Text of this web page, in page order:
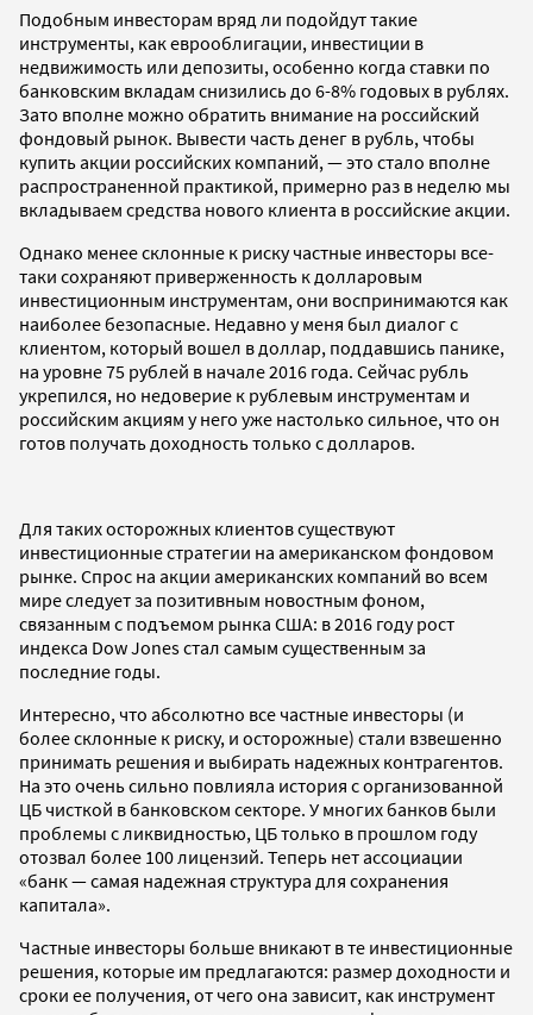
Подобным инвесторам вряд ли подойдут такие
инструменты, как еврооблигации, инвестиции в
недвижимость или депозиты, особенно когда ставки по
банковским вкладам снизились до 6-8% годовых в рублях.
Зато вполне можно обратить внимание на российский
фондовый рынок. Вывести часть денег в рубль, чтобы
купить акции российских компаний, — это стало вполне
распространенной практикой, примерно раз в неделю мы
вкладываем средства нового клиента в российские акции.
Однако менее склонные к риску частные инвесторы все-
таки сохраняют приверженность к долларовым
инвестиционным инструментам, они воспринимаются как
наиболее безопасные. Недавно у меня был диалог с
клиентом, который вошел в доллар, поддавшись панике,
на уровне 75 рублей в начале 2016 года. Сейчас рубль
укрепился, но недоверие к рублевым инструментам и
российским акциям у него уже настолько сильное, что он
готов получать доходность только с долларов.
Для таких осторожных клиентов существуют
инвестиционные стратегии на американском фондовом
рынке. Спрос на акции американских компаний во всем
мире следует за позитивным новостным фоном,
связанным с подъемом рынка США: в 2016 году рост
индекса Dow Jones стал самым существенным за
последние годы.
Интересно, что абсолютно все частные инвесторы (и
более склонные к риску, и осторожные) стали взвешенно
принимать решения и выбирать надежных контрагентов.
На это очень сильно повлияла история с организованной
ЦБ чисткой в банковском секторе. У многих банков были
проблемы с ликвидностью, ЦБ только в прошлом году
отозвал более 100 лицензий. Теперь нет ассоциации
«банк — самая надежная структура для сохранения
капитала».
Частные инвесторы больше вникают в те инвестиционные
решения, которые им предлагаются: размер доходности и
сроки ее получения, от чего она зависит, как инструмент